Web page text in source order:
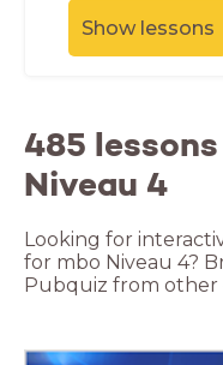
Show lessons
485
Niveau 4
Looking for
for mbo Niveau 4?
Pubquiz from other